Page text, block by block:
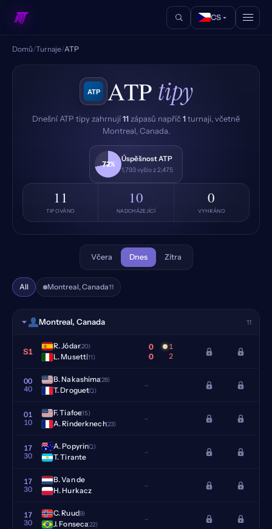
CS
Domů/Turnaje/ATP
ATP tipy
Dnešní ATP tipy zahrnují11 zápasů napříč1turnaji, včetně
Montreal, Canada.
72%
Úspěšnost ATP
1,793 vyšlo z 2,475
11
TIPOVÁNO
10
NADCHÁZEJÍCÍ
0
VYHRÁNO
Včera Dnes Zítra
All Montreal, Canada11
Montreal, Canada 11
S1
R. Jódar(20)
L. Musetti(11)
0 1
0 2
00
40
B. Nakashima(28)
T. Droguet(Q) –
01
10
F. Tiafoe(15)
A. Rinderknech(23) –
17
30
A. Popyrin(Q)
T. Tirante –
17
30
B. Van de
H. Hurkacz
–
17
30
C. Ruud(9)
J. Fonseca(22) –